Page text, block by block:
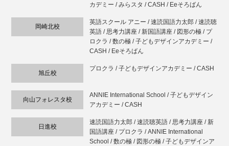
カデミー / みらスタ / CASH / Eeそろばん
岡崎北校
英語スクール アニー / 速読国語力太郎 / 速読聴
英語 / 思考力講座 / 新国語講座 / 図形の極 / プ
ロクラ / 数の極 / 子どもデザインアカデミー /
CASH / Eeそろばん
旭丘校
プロクラ / 子どもデザインアカデミー / CASH
向山フォレスタ校
ANNIE International School / 子どもデザイン
アカデミー / CASH
日進校
速読国語力太郎 / 速読聴英語 / 思考力講座 / 新
国語講座 / プロクラ / ANNIE International
School / 数の極 / 図形の極 / 子どもデザインア